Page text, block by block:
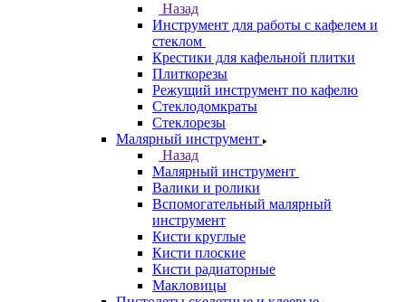
Назад
Инструмент для работы с кафелем и
стеклом
Крестики для кафельной плитки
Плиткорезы
Режущий инструмент по кафелю
Стеклодомкраты
Стеклорезы
Малярный инструмент
Назад
Малярный инструмент
Валики и ролики
Вспомогательный малярный
инструмент
Кисти круглые
Кисти плоские
Кисти радиаторные
Макловицы